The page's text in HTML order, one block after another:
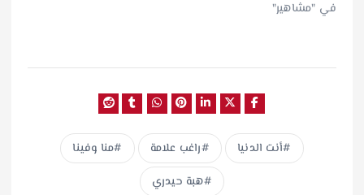
في "مشاهير"
أنت الدنيا راغب علامة
منا وفينا
هبة حيدري